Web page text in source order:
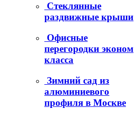
Стеклянные
раздвижные крыши
Офисные
перегородки эконом
класса
Зимний сад из
алюминиевого
профиля в Москве